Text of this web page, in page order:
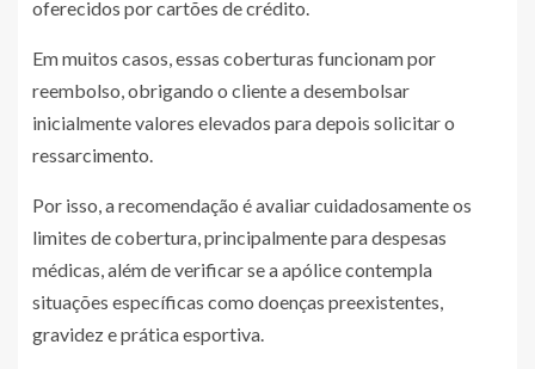
oferecidos por cartões de crédito.
Em muitos casos, essas coberturas funcionam por
reembolso, obrigando o cliente a desembolsar
inicialmente valores elevados para depois solicitar o
ressarcimento.
Por isso, a recomendação é avaliar cuidadosamente os
limites de cobertura, principalmente para despesas
médicas, além de verificar se a apólice contempla
situações específicas como doenças preexistentes,
gravidez e prática esportiva.